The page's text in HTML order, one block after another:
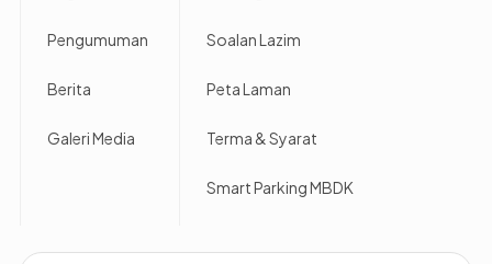
Pengumuman
Berita
Galeri Media
Soalan Lazim
Peta Laman
Terma & Syarat
Smart Parking MBDK